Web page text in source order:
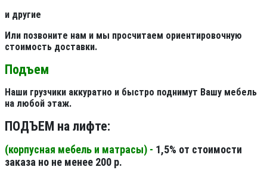
и другие
Или позвоните нам и мы просчитаем ориентировочную
стоимость доставки.
Подъем
Наши грузчики аккуратно и быстро поднимут Вашу мебель
на любой этаж.
ПОДЪЕМ на лифте:
(корпусная мебель и матрасы) - 1,5% от стоимости
заказа но не менее 200 р.